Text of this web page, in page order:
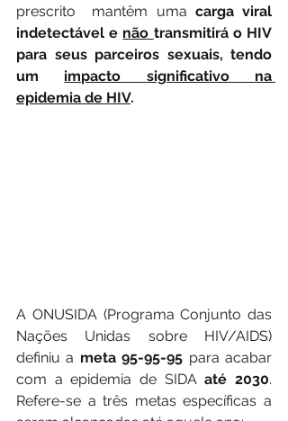
prescrito  mantêm uma carga viral
indetectável e não transmitirá o HIV
para seus parceiros sexuais, tendo
um impacto significativo na
epidemia de HIV.
A ONUSIDA (Programa Conjunto das
Nações Unidas sobre HIV/AIDS)
definiu a meta 95-95-95 para acabar
com a epidemia de SIDA até 2030.
Refere-se a três metas específicas a